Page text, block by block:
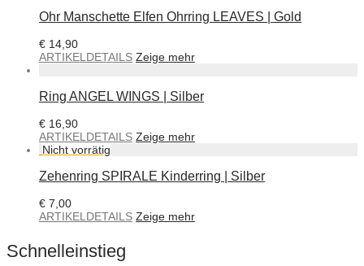
Ohr Manschette Elfen Ohrring LEAVES | Gold
€ 14,90
ARTIKELDETAILS Zeige mehr
Ring ANGEL WINGS | Silber
€ 16,90
ARTIKELDETAILS Zeige mehr
Zehenring SPIRALE Kinderring | Silber
€ 7,00
ARTIKELDETAILS Zeige mehr
Schnelleinstieg